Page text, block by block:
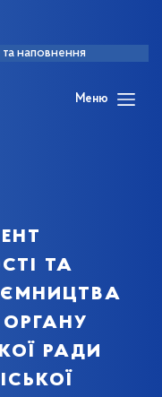
наповнення
Меню
та
ради